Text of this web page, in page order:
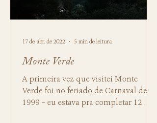
Monte Verde
A primeira vez que visitei Monte
Verde foi no feriado de Carnaval de
1999 – eu estava pra completar 12
17 de abr. de 2022 5 min de leitura